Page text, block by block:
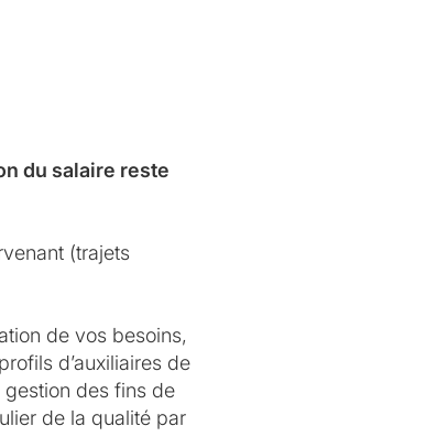
du salaire reste
(trajets
de vos besoins,
d’auxiliaires de
des fins de
de la qualité par